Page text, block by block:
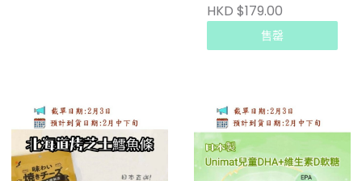
HKD $179.00
售罄